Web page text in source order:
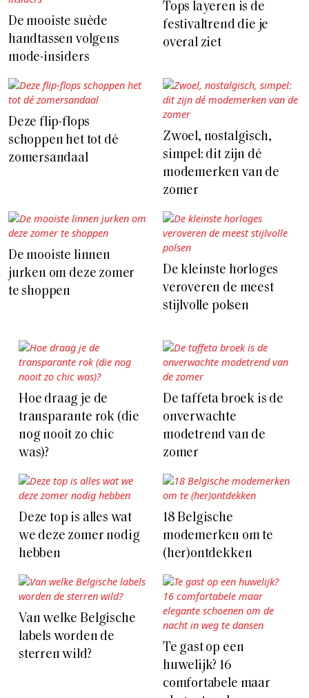
De mooiste suède
handtassen volgens
mode-insiders
Tops layeren is de
festivaltrend die je
overal ziet
Deze flip-flops
schoppen het tot dé
zomersandaal
Zwoel, nostalgisch,
simpel: dit zijn dé
modemerken van de
zomer
De mooiste linnen
jurken om deze zomer
te shoppen
De kleinste horloges
veroveren de meest
stijlvolle polsen
Hoe draag je de
transparante rok (die
nog nooit zo chic
was)?
De taffeta broek is de
onverwachte
modetrend van de
zomer
Deze top is alles wat
we deze zomer nodig
hebben
18 Belgische
modemerken om te
(her)ontdekken
Van welke Belgische
labels worden de
sterren wild?
Te gast op een
huwelijk? 16
comfortabele maar